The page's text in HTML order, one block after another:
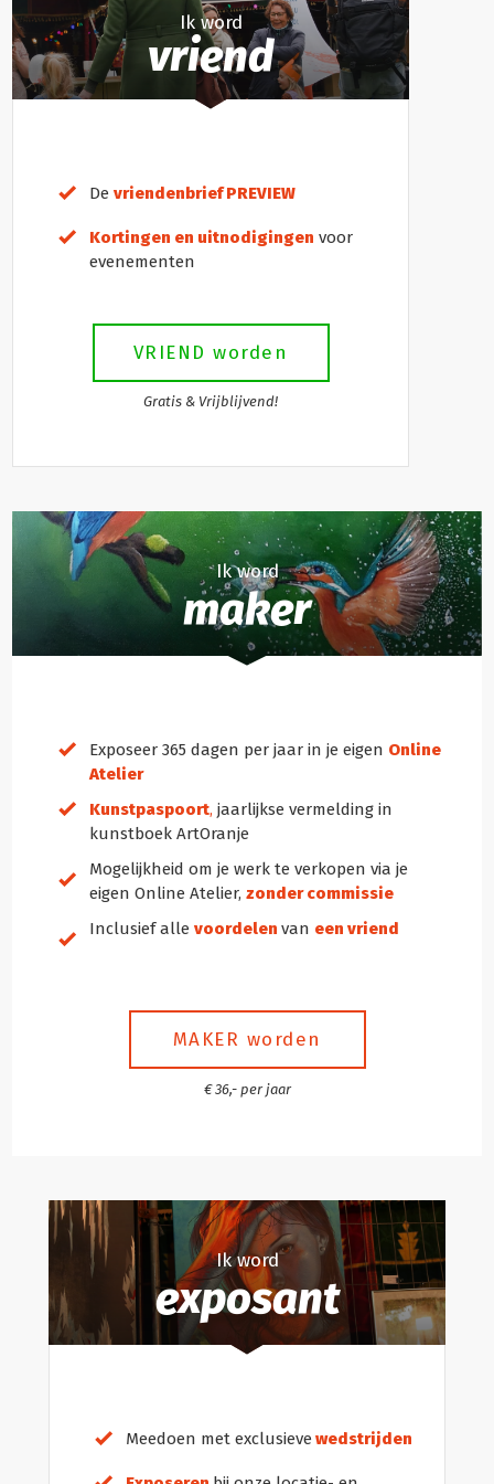
Ik word
vriend
De vriendenbrief PREVIEW
Kortingen en uitnodigingen voor
evenementen
VRIEND worden
Gratis & Vrijblijvend!
Ik word
maker
Exposeer 365 dagen per jaar in je eigen Online
Atelier
Kunstpaspoort, jaarlijkse vermelding in
kunstboek ArtOranje
Mogelijkheid om je werk te verkopen via je
eigen Online Atelier, zonder commissie
Inclusief alle voordelen van een vriend
MAKER worden
€ 36,- per jaar
Ik word
exposant
Meedoen met exclusievewedstrijden